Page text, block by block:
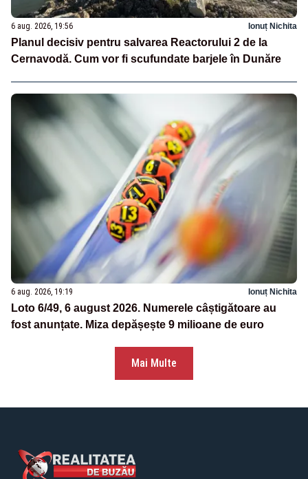
6 aug. 2026, 19:56 Ionuț Nichita
Planul decisiv pentru salvarea Reactorului 2 de la
Cernavodă. Cum vor fi scufundate barjele în Dunăre
6 aug. 2026, 19:19 Ionuț Nichita
Loto 6/49, 6 august 2026. Numerele câștigătoare au
fost anunțate. Miza depășește 9 milioane de euro
Mai Multe